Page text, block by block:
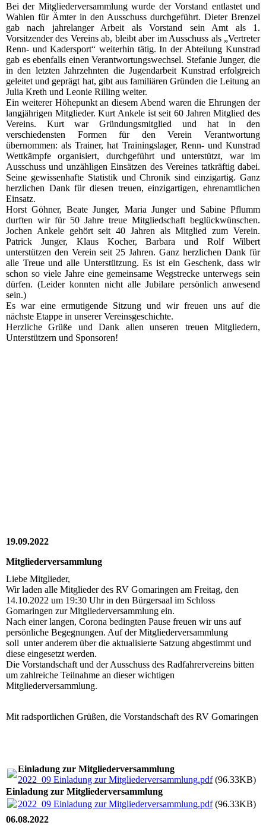
Bei der Mitgliederversammlung wurde der Vorstand entlastet und
Wahlen für Ämter in den Ausschuss durchgeführt. Dieter Brenzel
gab nach jahrelanger Arbeit als Vorstand sein Amt als 1.
Vorsitzender des Vereins ab, bleibt aber im Ausschuss als „Vertreter
Renn- und Kadersport“ weiterhin tätig. In der Abteilung Kunstrad
gab es ebenfalls einen Verantwortungswechsel. Stefanie Junger, die
in den letzten Jahrzehnten die Jugendarbeit Kunstrad erfolgreich
geleitet und geprägt hat, gibt aus familiären Gründen die Leitung an
Julia Kreth und Leonie Rilling weiter.
Ein weiterer Höhepunkt an diesem Abend waren die Ehrungen der
langjährigen Mitglieder. Kurt Ankele ist seit 60 Jahren Mitglied des
Vereins. Kurt war Gründungsmitglied und hat in den
verschiedensten Formen für den Verein Verantwortung
übernommen: als Trainer, hat Trainingslager, Renn- und Kunstrad
Wettkämpfe organisiert, durchgeführt und unterstützt, war im
Ausschuss und unzähligen Einsätzen des Vereines tatkräftig dabei.
Seine gewissenhafte Statistik und Chronik sind einzigartig. Ganz
herzlichen Dank für diesen treuen, einzigartigen, ehrenamtlichen
Einsatz.
Horst Göhner, Beate Junger, Maria Junger und Sabine Pflumm
durften wir für 50 Jahre treue Mitgliedschaft beglückwünschen.
Jochen Ankele gehört seit 40 Jahren als Mitglied zum Verein.
Patrick Junger, Klaus Kocher, Barbara und Rolf Wilbert
unterstützen den Verein seit 25 Jahren. Ganz herzlichen Dank für
alle Treue und alle Unterstützung. Es ist ein Geschenk, dass wir
schon so viele Jahre eine gemeinsame Wegstrecke unterwegs sein
dürfen. (Leider konnten nicht alle Jubilare persönlich anwesend
sein.)
Es war eine ermutigende Sitzung und wir freuen uns auf die
nächste Etappe in unserer Vereinsgeschichte.
Herzliche Grüße und Dank allen unseren treuen Mitgliedern,
Unterstützern und Sponsoren!
19.09.2022
Mitgliederversammlung
Liebe Mitglieder,
Wir laden alle Mitglieder des RV Gomaringen am Freitag, den
14.10.2022 um 19:30 Uhr in den Bürgersaal im Schloss
Gomaringen zur Mitgliederversammlung ein.
Nach einer langen, Corona bedingten Pause freuen wir uns auf
persönliche Begegnungen. Auf der Mitgliederversammlung
soll unter anderem über die aktualisierte Satzung abgestimmt und
diese eingesetzt werden.
Die Vorstandschaft und der Ausschuss des Radfahrervereins bitten
um zahlreiche Teilnahme an dieser wichtigen
Mitgliederversammlung.
Mit radsportlichen Grüßen, die Vorstandschaft des RV Gomaringen
Einladung zur Mitgliederversammlung
2022_09 Einladung zur Mitgliederversammlung.pdf(96.33KB)
Einladung zur Mitgliederversammlung
2022_09 Einladung zur Mitgliederversammlung.pdf(96.33KB)
06.08.2022